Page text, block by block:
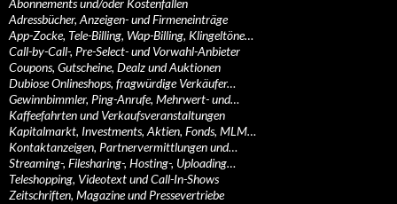
Abonnements und/oder Kostenfallen
Adressbücher, Anzeigen- und Firmeneinträge
App-Zocke, Tele-Billing, Wap-Billing, Klingeltöne…
Call-by-Call-, Pre-Select- und Vorwahl-Anbieter
Coupons, Gutscheine, Dealz und Auktionen
Dubiose Onlineshops, fragwürdige Verkäufer…
Gewinnbimmler, Ping-Anrufe, Mehrwert- und…
Kaffeefahrten und Verkaufsveranstaltungen
Kapitalmarkt, Investments, Aktien, Fonds, MLM…
Kontaktanzeigen, Partnervermittlungen und…
Streaming-, Filesharing-, Hosting-, Uploading…
Teleshopping, Videotext und Call-In-Shows
Zeitschriften, Magazine und Pressevertriebe